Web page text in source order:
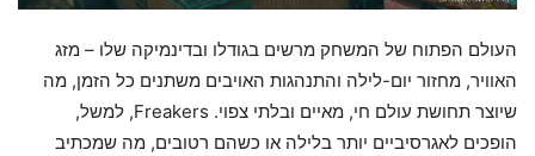
העולם הפתוח של המשחק מרשים בגודלו ובדינמיקה שלו – מזג
האוויר, מחזור יום-לילה והתנהגות האויבים משתנים כל הזמן, מה
שיוצר תחושת עולם חי, מאיים ובלתי צפוי. Freakers, למשל,
הופכים לאגרסיביים יותר בלילה או כשהם רטובים, מה שמכתיב